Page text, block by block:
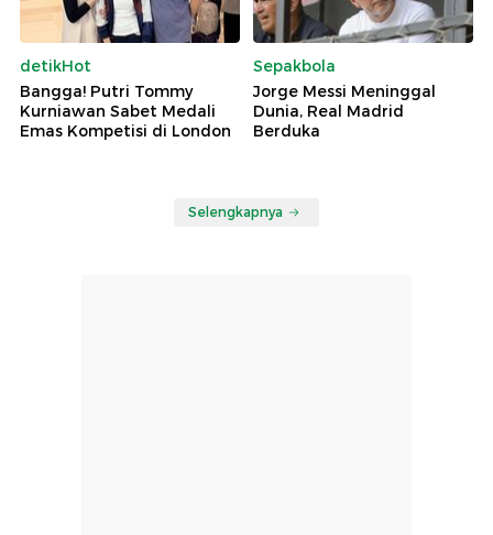
detikHot
Bangga! Putri Tommy
Kurniawan Sabet Medali
Emas Kompetisi di London
Sepakbola
Jorge Messi Meninggal
Dunia, Real Madrid
Berduka
Selengkapnya